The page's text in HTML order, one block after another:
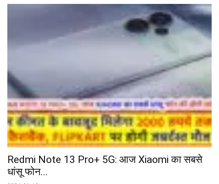
Redmi Note 13 Pro+ 5G: आज Xiaomi का सबसे
धांसू फोन...